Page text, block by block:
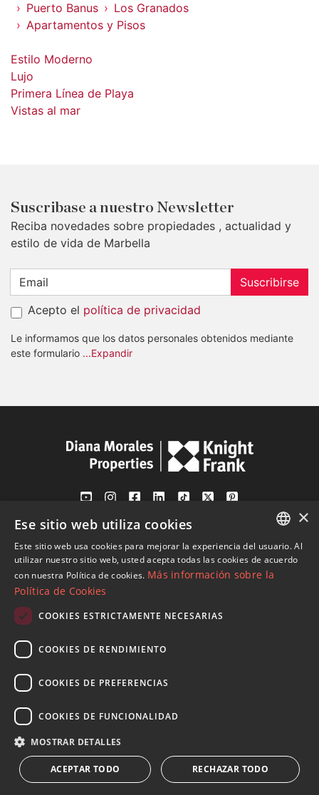
Puerto Banus
Los Granados
Apartamentos y Pisos
Estilo Moderno
Lujo
Primera Línea de Playa
Vistas al mar
Suscribase a nuestro Newsletter
Reciba novedades sobre propiedades , actualidad y
estilo de vida de Marbella
Suscribirse
Acepto el política de privacidad
Le informamos que los datos personales obtenidos mediante
este formulario ...Expandir
Av. Canovas del Castillo 4
1st Floor, Office 3
29601 Marbella
Ver en mapa
Tel:+34 952 765 138
info@dmproperties.com
© Copyright 1989 - 2026 Diana Morales Properties Knight
Frank ·Términos y condiciones de uso del sitio web· Diseño
Web & SEO
Inmoba Networks
ENGLISH
SPANISH
×
Ese sitio web utiliza cookies
Este sitio web usa cookies para mejorar la experiencia del usuario. Al
utilizar nuestro sitio web, usted acepta todas las cookies de acuerdo
con nuestra Política de cookies. Más información sobre la
Política de Cookies
COOKIES ESTRICTAMENTE NECESARIAS
COOKIES DE RENDIMIENTO
COOKIES DE PREFERENCIAS
COOKIES DE FUNCIONALIDAD
MOSTRAR DETALLES
ACEPTAR TODO RECHAZAR TODO